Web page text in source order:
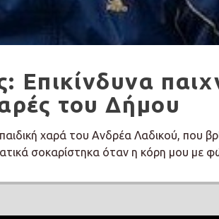
Επικίνδυνα
του Δήμου
χαρά του Ανδρέα Λαδικού, που
σοκαρίστηκα όταν η κόρη μου με